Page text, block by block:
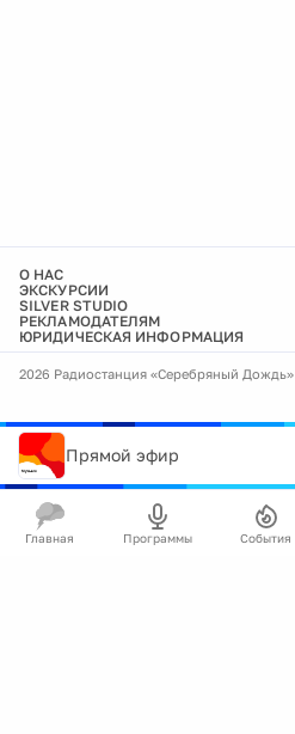
О НАС
ЭКСКУРСИИ
SILVER STUDIO
РЕКЛАМОДАТЕЛЯМ
ЮРИДИЧЕСКАЯ ИНФОРМАЦИЯ
2026 Радиостанция «Серебряный Дождь»
Прямой эфир
Главная Программы События